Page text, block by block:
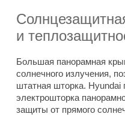
и
Большая панорамная
солнечного излучения,
штатная шторка. Hyundai
электрошторка
защиты от прямого